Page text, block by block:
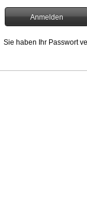
Sie haben Ihr Passwort